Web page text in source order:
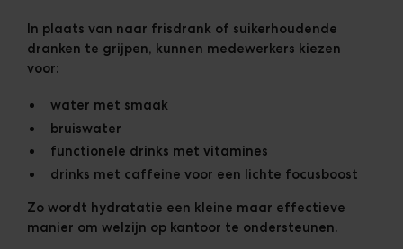
In plaats van naar frisdrank of suikerhoudende
dranken te grijpen, kunnen medewerkers kiezen
voor:
water met smaak
bruiswater
functionele drinks met vitamines
drinks met caffeine voor een lichte focusboost
Zo wordt hydratatie een kleine maar effectieve
manier om welzijn op kantoor te ondersteunen.